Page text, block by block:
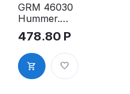
GRM 46030
Hummer.
Оснастка
для печати в
боксе, д.30
мм, корпус
белый
478.80 Р